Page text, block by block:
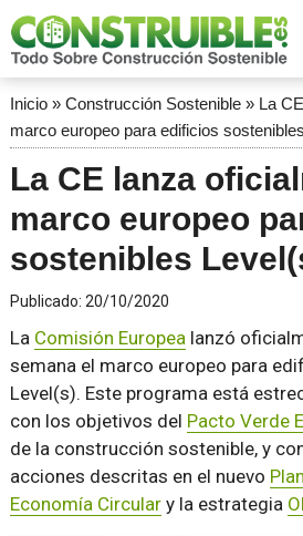
Inicio» Construcción Sostenible» La
marco europeo para edificios
La CE lanza
marco europeo
sostenibles
Publicado: 20/10/2020
La Comisión Europealanzó
semana el marco europeo para
Level(s). Este programa está
con los objetivos del Pacto Verde
de la construcción sostenible, y
acciones descritas en el nuevo
Economía Circulary la estrategia